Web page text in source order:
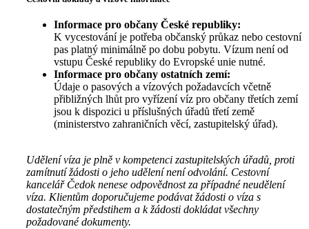
Informace pro občany České republiky:
K vycestování je potřeba občanský průkaz nebo cestovní
pas platný minimálně po dobu pobytu. Vízum není od
vstupu České republiky do Evropské unie nutné.
Informace pro občany ostatních zemí:
Údaje o pasových a vízových požadavcích včetně
přibližných lhůt pro vyřízení víz pro občany třetích zemí
jsou k dispozici u příslušných úřadů třetí země
(ministerstvo zahraničních věcí, zastupitelský úřad).
Udělení víza je plně v kompetenci zastupitelských úřadů, proti
zamítnutí žádosti o jeho udělení není odvolání. Cestovní
kancelář Čedok nenese odpovědnost za případné neudělení
víza. Klientům doporučujeme podávat žádosti o víza s
dostatečným předstihem a k žádosti dokládat všechny
požadované dokumenty.